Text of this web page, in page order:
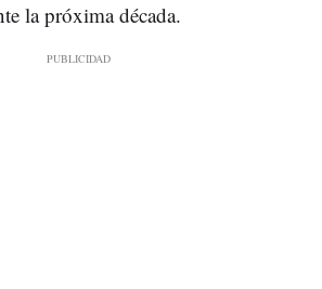
la próxima década.